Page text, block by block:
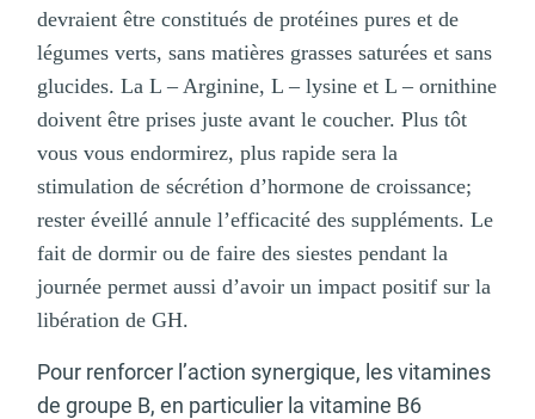
devraient être constitués de protéines pures et de
légumes verts, sans matières grasses saturées et sans
glucides. La L – Arginine, L – lysine et L – ornithine
doivent être prises juste avant le coucher. Plus tôt
vous vous endormirez, plus rapide sera la
stimulation de sécrétion d’hormone de croissance;
rester éveillé annule l’efficacité des suppléments. Le
fait de dormir ou de faire des siestes pendant la
journée permet aussi d’avoir un impact positif sur la
libération de GH.
Pour renforcer l’action synergique, les vitamines
de groupe B, en particulier la vitamine B6